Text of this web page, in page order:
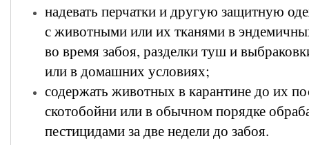
надевать перчатки и другую защитную
с животными или их тканями в
во время забоя, разделки туш и
или в домашних условиях;
содержать животных в карантине до их
скотобойни или в обычном порядке
пестицидами за две недели до забоя.